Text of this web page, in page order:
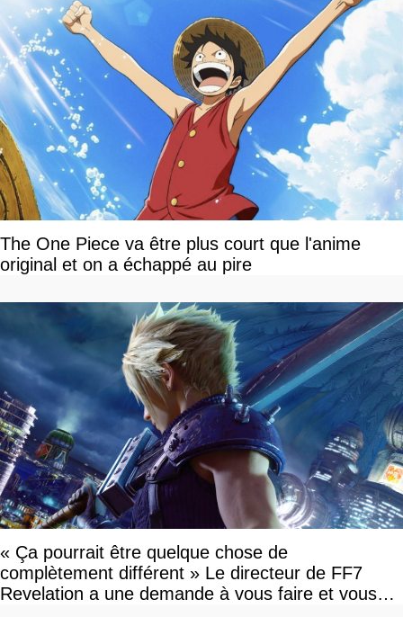
The One Piece va être plus court que l'anime
original et on a échappé au pire
« Ça pourrait être quelque chose de
complètement différent » Le directeur de FF7
Revelation a une demande à vous faire et vous